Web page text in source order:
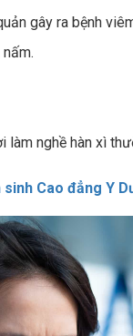
gây ra bệnh
nghề hàn xì
Cao đẳng Y